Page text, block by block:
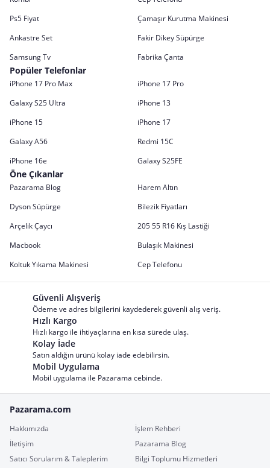
Ps5 Fiyat
Çamaşır Kurutma Makinesi
Ankastre Set
Fakir Dikey Süpürge
Samsung Tv
Fabrika Çanta
Popüler Telefonlar
iPhone 17 Pro Max
iPhone 17 Pro
Galaxy S25 Ultra
iPhone 13
iPhone 15
iPhone 17
Galaxy A56
Redmi 15C
iPhone 16e
Galaxy S25FE
Öne Çıkanlar
Pazarama Blog
Harem Altın
Dyson Süpürge
Bilezik Fiyatları
Arçelik Çaycı
205 55 R16 Kış Lastiği
Macbook
Bulaşık Makinesi
Koltuk Yıkama Makinesi
Cep Telefonu
Güvenli Alışveriş
Ödeme ve adres bilgilerini kaydederek güvenli alış veriş.
Hızlı Kargo
Hızlı kargo ile ihtiyaçlarına en kısa sürede ulaş.
Kolay İade
Satın aldığın ürünü kolay iade edebilirsin.
Mobil Uygulama
Mobil uygulama ile Pazarama cebinde.
Pazarama.com
Hakkımızda
İşlem Rehberi
İletişim
Pazarama Blog
Satıcı Sorularım & Taleplerim
Bilgi Toplumu Hizmetleri